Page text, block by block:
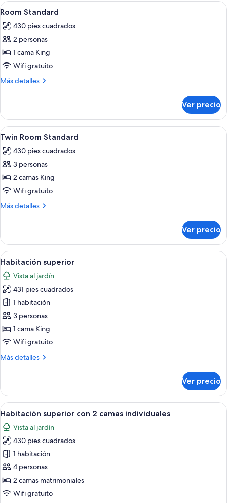
Abrir
todas
las
fotos
de
Room
Standard
Ropa de cama de alta calidad y
5
Room Standard
430 pies cuadrados
2 personas
1 cama King
Wifi gratuito
Más detalles
Más
Standard
Ver precio
Abrir
todas
las
fotos
de
Twin
Room
Ropa de cama de alta calidad y
5
Twin Room Standard
430 pies cuadrados
3 personas
2 camas King
Wifi gratuito
Más detalles
Más
Room
Standard
Ver precio
Abrir
todas
las
fotos
de
Habitación
superior
9
Habitación superior
Vista al jardín
431 pies cuadrados
1 habitación
3 personas
1 cama King
Wifi gratuito
Más detalles
Más
superior
Ver precio
Abrir
todas
las
fotos
de
Habitación
superior
con
Habitación de hotel con dos camas,
7
Habitación superior con 2 camas individuales
Vista al jardín
430 pies cuadrados
1 habitación
4 personas
2 camas matrimoniales
Wifi gratuito